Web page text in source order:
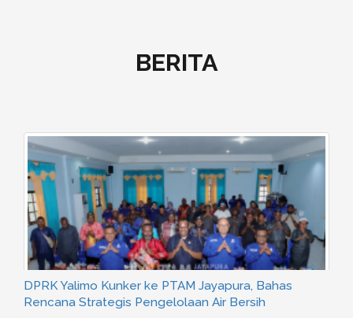
BERITA
Pipa Jalur Kojabu Patah di Intake Kam Wolker, Dirut :
Dampak Longsoran Tebing